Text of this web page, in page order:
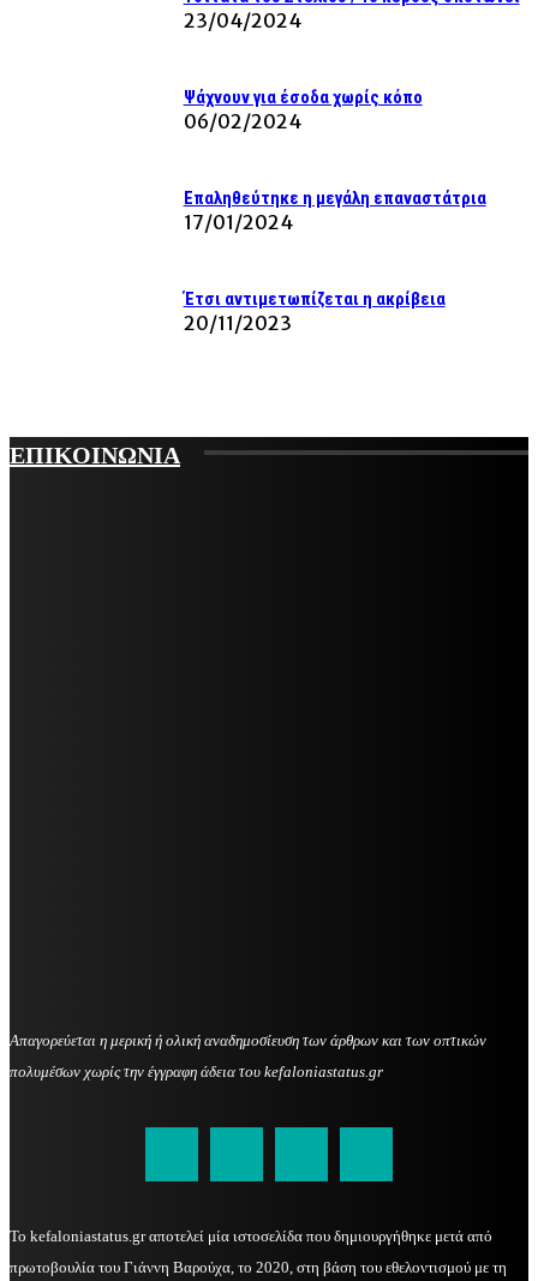
23/04/2024
Ψάχνουν για έσοδα χωρίς κόπο
06/02/2024
Επαληθεύτηκε η μεγάλη επαναστάτρια
17/01/2024
Έτσι αντιμετωπίζεται η ακρίβεια
20/11/2023
ΕΠΙΚΟΙΝΩΝΙΑ
Απαγορεύεται η μερική ή ολική αναδημοσίευση των άρθρων και των οπτικών
πολυμέσων χωρίς την έγγραφη άδεια του kefaloniastatus.gr
Το kefaloniastatus.gr αποτελεί μία ιστοσελίδα που δημιουργήθηκε μετά από
πρωτοβουλία του Γιάννη Βαρούχα, το 2020, στη βάση του εθελοντισμού με τη